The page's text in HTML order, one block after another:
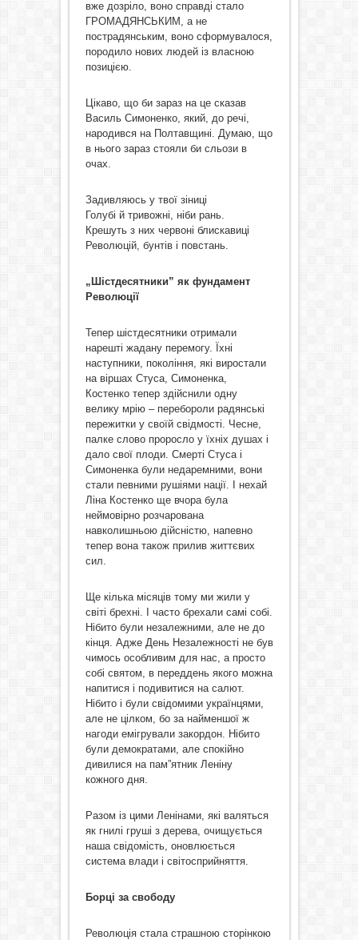
вже дозріло, воно справді стало
ГРОМАДЯНСЬКИМ, а не
пострадянським, воно сформувалося,
породило нових людей із власною
позицією.
Цікаво, що би зараз на це сказав
Василь Симоненко, який, до речі,
народився на Полтавщині. Думаю, що
в нього зараз стояли би сльози в
очах.
Задивляюсь у твої зіниці
Голубі й тривожні, ніби рань.
Крешуть з них червоні блискавиці
Революцій, бунтів і повстань.
„Шістдесятники” як фундамент
Революції
Тепер шістдесятники отримали
нарешті жадану перемогу. Їхні
наступники, покоління, які виростали
на віршах Стуса, Симоненка,
Костенко тепер здійснили одну
велику мрію – перебороли радянські
пережитки у своїй свідмості. Чесне,
палке слово проросло у їхніх душах і
дало свої плоди. Смерті Стуса і
Симоненка були недаремними, вони
стали певними рушіями нації. І нехай
Ліна Костенко ще вчора була
неймовірно розчарована
навколишньою дійсністю, напевно
тепер вона також прилив життєвих
сил.
Ще кілька місяців тому ми жили у
світі брехні. І часто брехали самі собі.
Нібито були незалежними, але не до
кінця. Адже День Незалежності не був
чимось особливим для нас, а просто
собі святом, в переддень якого можна
напитися і подивитися на салют.
Нібито і були свідомими українцями,
але не цілком, бо за найменшої ж
нагоди емігрували закордон. Нібито
були демократами, але спокійно
дивилися на пам”ятник Леніну
кожного дня.
Разом із цими Ленінами, які валяться
як гнилі груші з дерева, очищується
наша свідомість, оновлюється
система влади і світосприйняття.
Борці за свободу
Революція стала страшною сторінкою